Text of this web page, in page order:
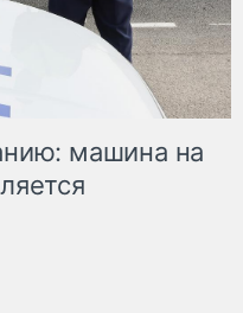
машина на